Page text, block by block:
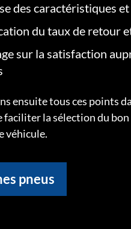
des caractéristiques
du taux de retour
sur la satisfaction
ensuite tous ces points
faciliter la sélection du bon
véhicule.
pneus